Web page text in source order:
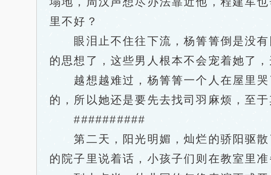
里不好？
眼泪止不住往下流，杨箐箐倒是没有
的思想了，这些男人根本不会宠着她了
越想越难过，杨箐箐一个人在屋里哭
的，所以她还是要先去找司羽麻烦，至于
##########
第二天，阳光明媚，灿烂的骄阳驱散
的院子里说着话，小孩子们则在教室里